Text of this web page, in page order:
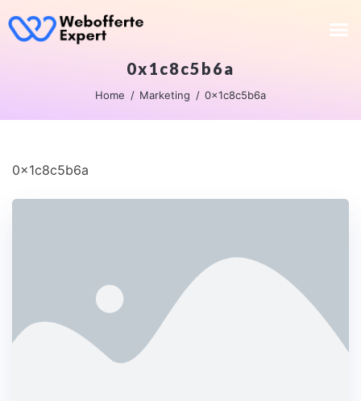
0x1c8c5b6a
Home Marketing 0x1c8c5b6a
0x1c8c5b6a